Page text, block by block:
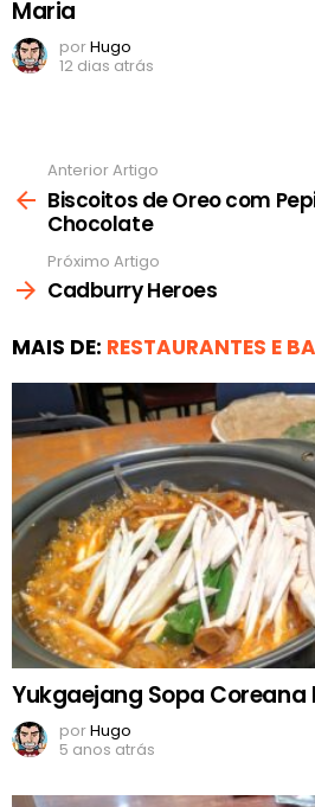
Maria
porHugo
12 dias atrás
mais
Anterior Artigo
Biscoitos de Oreo com
Chocolate
Próximo Artigo
Cadburry Heroes
MAIS DE: RESTAURANTES E
Yukgaejang Sopa Coreana
porHugo
5 anos atrás